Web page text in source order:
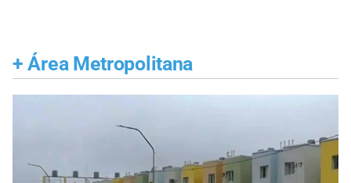
+ Área Metropolitana